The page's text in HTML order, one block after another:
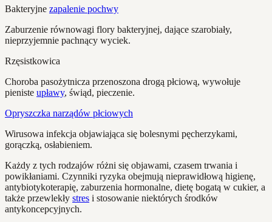
Bakteryjne zapalenie pochwy
Zaburzenie równowagi flory bakteryjnej, dające szarobiały,
nieprzyjemnie pachnący wyciek.
Rzęsistkowica
Choroba pasożytnicza przenoszona drogą płciową, wywołuje
pieniste upławy, świąd, pieczenie.
Opryszczka narządów płciowych
Wirusowa infekcja objawiająca się bolesnymi pęcherzykami,
gorączką, osłabieniem.
Każdy z tych rodzajów różni się objawami, czasem trwania i
powikłaniami. Czynniki ryzyka obejmują nieprawidłową higienę,
antybiotykoterapię, zaburzenia hormonalne, dietę bogatą w cukier, a
także przewlekły stres i stosowanie niektórych środków
antykoncepcyjnych.